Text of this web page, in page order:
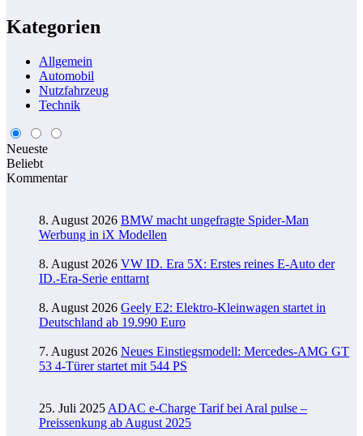
Kategorien
Allgemein
Automobil
Nutzfahrzeug
Technik
Neueste
Beliebt
Kommentar
8. August 2026 BMW macht ungefragte Spider-Man
Werbung in iX Modellen
8. August 2026 VW ID. Era 5X: Erstes reines E-Auto der
ID.-Era-Serie enttarnt
8. August 2026 Geely E2: Elektro-Kleinwagen startet in
Deutschland ab 19.990 Euro
7. August 2026 Neues Einstiegsmodell: Mercedes-AMG GT
53 4-Türer startet mit 544 PS
25. Juli 2025 ADAC e-Charge Tarif bei Aral pulse –
Preissenkung ab August 2025